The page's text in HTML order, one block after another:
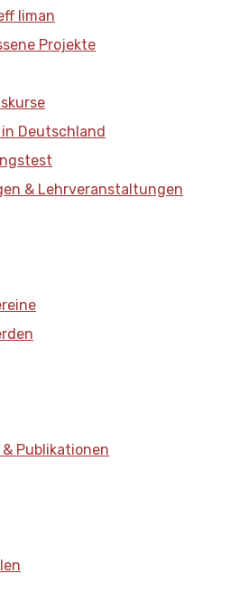
liman
Projekte
in Deutschland
& Lehrveranstaltungen
Publikationen